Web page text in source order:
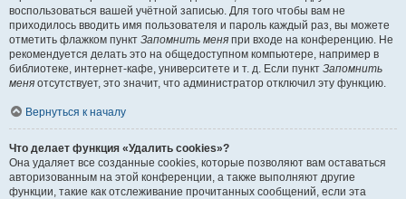
воспользоваться вашей учётной записью. Для того чтобы вам не
приходилось вводить имя пользователя и пароль каждый раз, вы можете
отметить флажком пункт Запомнить меня при входе на конференцию. Не
рекомендуется делать это на общедоступном компьютере, например в
библиотеке, интернет-кафе, университете и т. д. Если пункт Запомнить
меня отсутствует, это значит, что администратор отключил эту функцию.
Вернуться к началу
Что делает функция «Удалить cookies»?
Она удаляет все созданные cookies, которые позволяют вам оставаться
авторизованным на этой конференции, а также выполняют другие
функции, такие как отслеживание прочитанных сообщений, если эта